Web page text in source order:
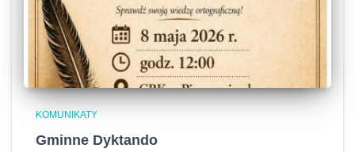
KOMUNIKATY
Gminne Dyktando